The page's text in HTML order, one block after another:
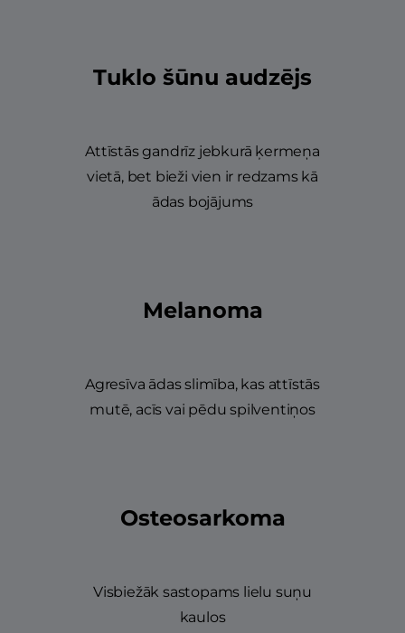
Tuklo šūnu audzējs
Attīstās gandrīz jebkurā ķermeņa
vietā, bet bieži vien ir redzams kā
ādas bojājums
Melanoma
Agresīva ādas slimība, kas attīstās
mutē, acīs vai pēdu spilventiņos
Osteosarkoma
Visbiežāk sastopams lielu suņu
kaulos